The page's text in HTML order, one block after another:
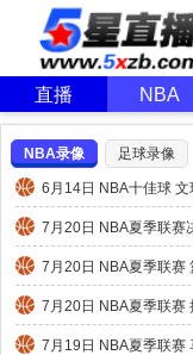
直播 NBA
NBA录像 足球录像
6月14日 NBA十佳球
7月20日 NBA夏季联赛
7月20日 NBA夏季联赛
7月20日 NBA夏季联赛
7月19日 NBA夏季联赛